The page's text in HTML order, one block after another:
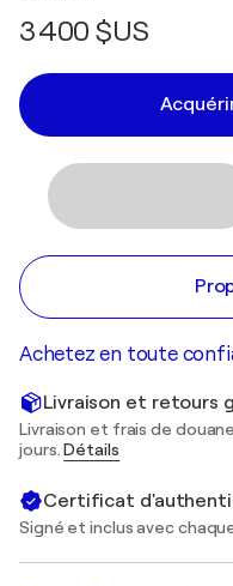
3 400 $US
Achetez en toute
Livraison et retours
Livraison et frais de
jours.Détails
Certificat
Signé et inclus avec